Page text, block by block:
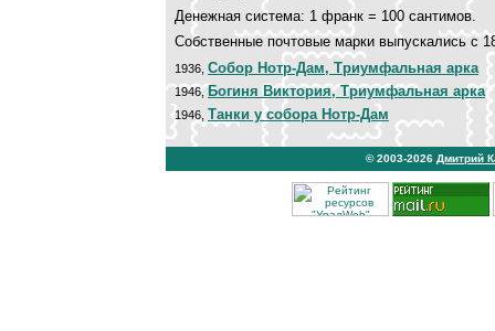
Денежная система: 1 франк = 100 сантимов.
Собственные почтовые марки выпускались с
1936, Собор Нотр-Дам, Триумфальная арка
1946, Богиня Виктория, Триумфальная арка
1946, Танки у собора Нотр-Дам
© 2003-2026 Дмитрий